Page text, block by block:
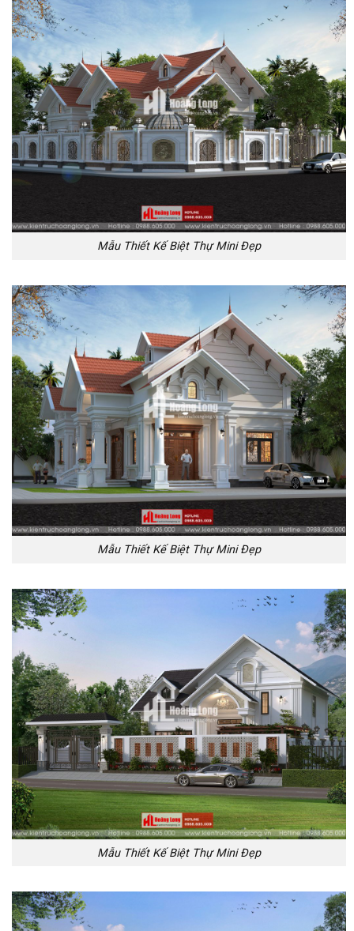
Mẫu Thiết Kế Biệt Thự Mini Đẹp
Mẫu Thiết Kế Biệt Thự Mini Đẹp
Mẫu Thiết Kế Biệt Thự Mini Đẹp